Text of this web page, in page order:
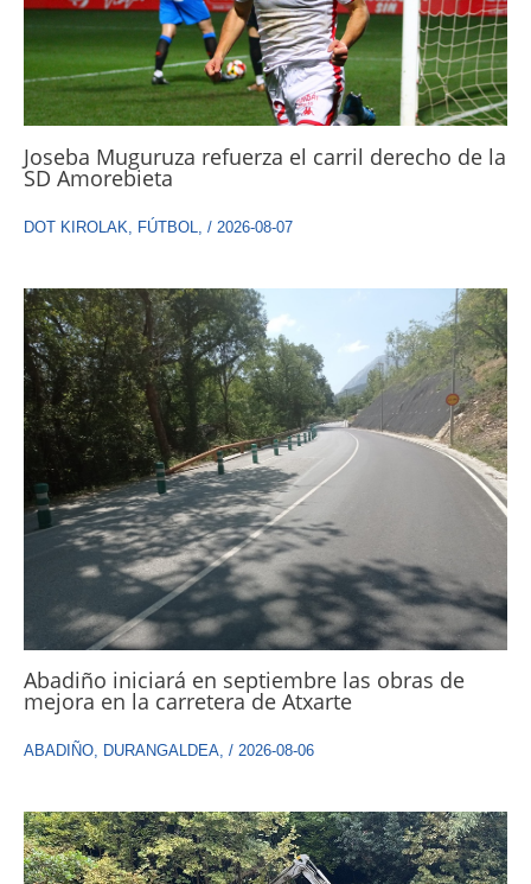
Joseba Muguruza refuerza el carril derecho de la
SD Amorebieta
DOT KIROLAK, FÚTBOL, / 2026-08-07
Abadiño iniciará en septiembre las obras de
mejora en la carretera de Atxarte
ABADIÑO, DURANGALDEA, / 2026-08-06